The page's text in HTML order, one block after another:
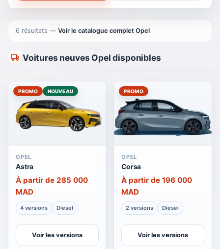
6 résultats — Voir le catalogue complet Opel
Voitures neuves Opel disponibles
PROMO NOUVEAU
OPEL
Astra
À partir de 285 000
MAD
4 versions Diesel
Voir les versions
PROMO
OPEL
Corsa
À partir de 196 000
MAD
2 versions Diesel
Voir les versions